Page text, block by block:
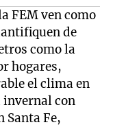
FEM ven como
de
como la
hogares,
el clima en
invernal con
Santa Fe,